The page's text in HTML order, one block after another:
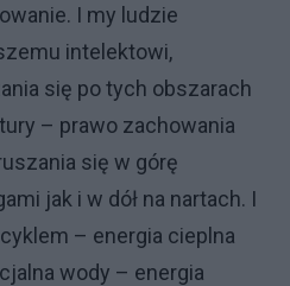
I my ludzie
intelektowi,
się po tych obszarach
– prawo zachowania
się w górę
jak i w dół na nartach. I
– energia cieplna
wody – energia